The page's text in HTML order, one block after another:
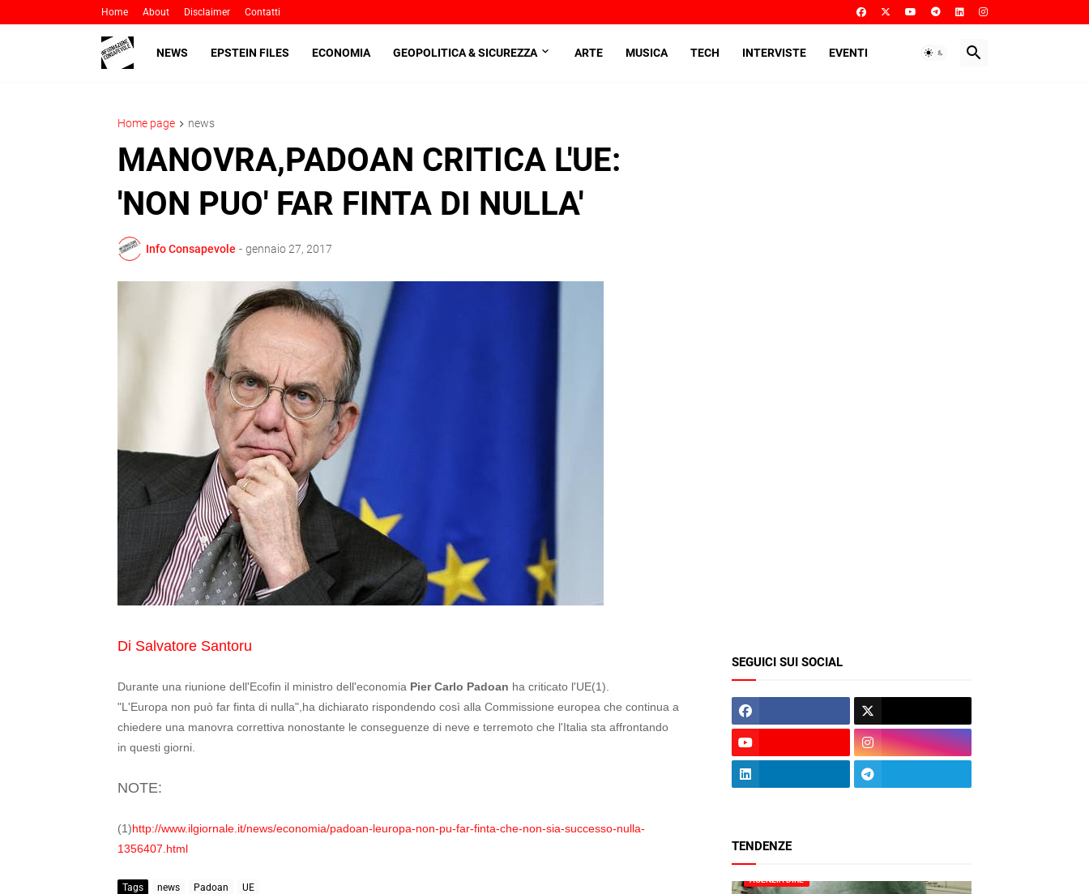
Home About Disclaimer Contatti
NEWS EPSTEIN FILES ECONOMIA GEOPOLITICA & SICUREZZA ARTE MUSICA TECH INTERVISTE EVENTI
Home page news
MANOVRA,PADOAN CRITICA L'UE:
'NON PUO' FAR FINTA DI NULLA'
Info Consapevole - gennaio 27, 2017
Di Salvatore Santoru
Durante una riunione dell'Ecofin il ministro dell'economia Pier Carlo Padoan ha criticato l'UE(1).
"L'Europa non può far finta di nulla",ha dichiarato rispondendo così alla Commissione europea che continua a
chiedere una manovra correttiva nonostante le conseguenze di neve e terremoto che l'Italia sta affrontando
in questi giorni.
NOTE:
(1) http://www.ilgiornale.it/news/economia/padoan-leuropa-non-pu-far-finta-che-non-sia-successo-nulla-
1356407.html
Tags news Padoan UE
SEGUICI SUI SOCIAL
TENDENZE
AGENZIA DIRE